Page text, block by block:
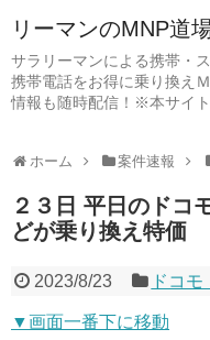
リーマンのMNP道
サラリーマンによる携帯・
携帯電話をお得に乗り換え
情報も随時配信！※本サイ
ホーム 案件速報
２３日 平日のドコ
どが乗り換え特価
2023/8/23 ドコモ
▼画面一番下に移動